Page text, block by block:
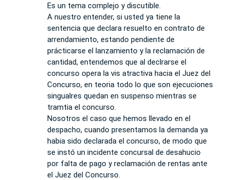
Es un tema complejo y discutible.
A nuestro entender, si usted ya tiene la
sentencia que declara resuelto en contrato de
arrendamiento, estando pendiente de
prácticarse el lanzamiento y la reclamación de
cantidad, entendemos que al declrarse el
concurso opera la vis atractiva hacia el Juez del
Concurso, en teoria todo lo que son ejecuciones
singualres quedan en suspenso mientras se
tramtia el concurso.
Nosotros el caso que hemos llevado en el
despacho, cuando presentamos la demanda ya
habia sido declarada el concurso, de modo que
se instó un incidente concursal de desahucio
por falta de pago y reclamación de rentas ante
el Juez del Concurso.